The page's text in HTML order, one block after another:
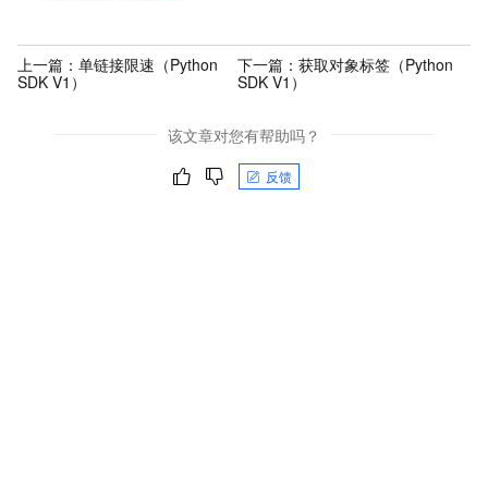
上一篇： 单链接限速（Python
SDK V1）
下一篇：获取对象标签（Python
SDK V1）
该文章对您有帮助吗？
反馈